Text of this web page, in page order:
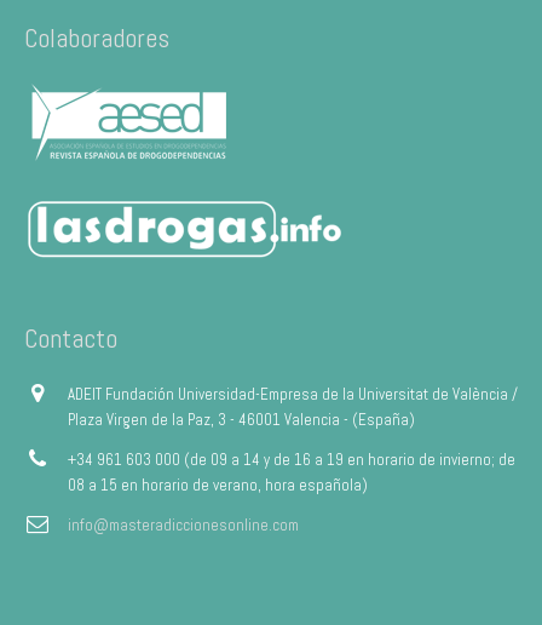
Colaboradores
Contacto
ADEIT Fundación Universidad-Empresa de la Universitat de València /
Plaza Virgen de la Paz, 3 - 46001 Valencia - (España)
+34 961 603 000 (de 09 a 14 y de 16 a 19 en horario de invierno; de
08 a 15 en horario de verano, hora española)
info@masteradiccionesonline.com